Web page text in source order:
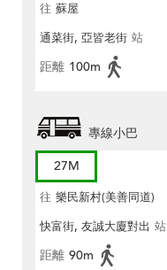
往 蘇屋
通菜街, 亞皆老街 站
距離 100m
專線小巴
27M
往 樂民新村(美善同道)
快富街, 友誠大廈對出 站
距離 90m